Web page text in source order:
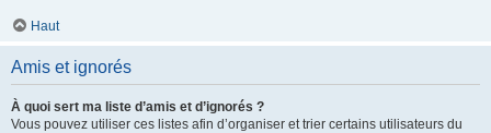
Haut
Amis et ignorés
À quoi sert ma liste d’amis et d’ignorés ?
Vous pouvez utiliser ces listes afin d’organiser et trier certains utilisateurs du